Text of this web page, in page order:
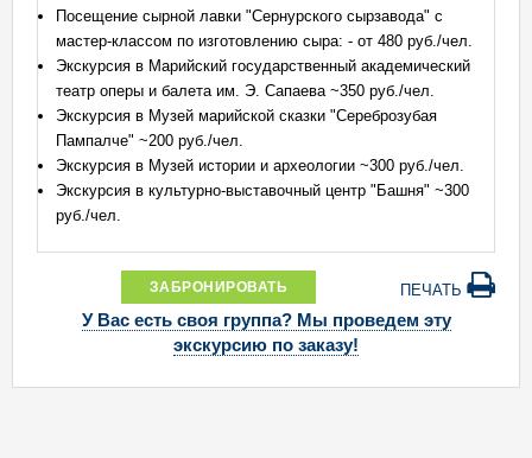
Посещение сырной лавки "Сернурского сырзавода" с
мастер-классом по изготовлению сыра: - от 480 руб./чел.
Экскурсия в Марийский государственный академический
театр оперы и балета им. Э. Сапаева ~350 руб./чел.
Экскурсия в Музей марийской сказки "Сереброзубая
Пампалче" ~200 руб./чел.
Экскурсия в Музей истории и археологии ~300 руб./чел.
Экскурсия в культурно-выставочный центр "Башня" ~300
руб./чел.
ЗАБРОНИРОВАТЬ ПЕЧАТЬ
У Вас есть своя группа? Мы проведем эту
экскурсию по заказу!